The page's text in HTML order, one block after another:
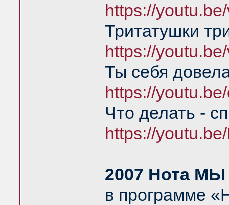
https://
Тритатушки
https://
Ты себя
https://
Что делать -
https://
2007 Нота МЫ
в программе